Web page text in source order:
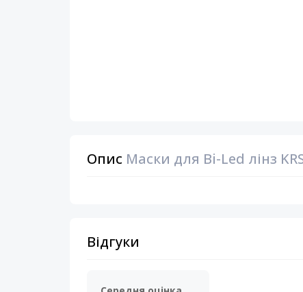
Опис Маски для Bi-Led лінз
Відгуки